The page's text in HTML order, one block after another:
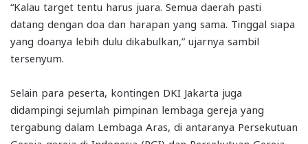
“Kalau target tentu harus juara. Semua daerah pasti
datang dengan doa dan harapan yang sama. Tinggal siapa
yang doanya lebih dulu dikabulkan,” ujarnya sambil
tersenyum.
Selain para peserta, kontingen DKI Jakarta juga
didampingi sejumlah pimpinan lembaga gereja yang
tergabung dalam Lembaga Aras, di antaranya Persekutuan